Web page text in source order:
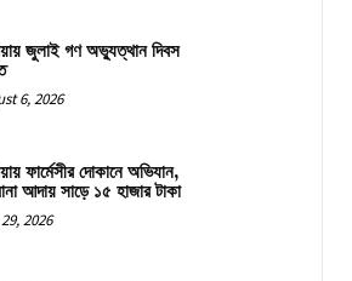
জুলাই গণ অভ্যুত্থান দিবস
6, 2026
ফার্মেসীর দোকানে অভিযান,
আদায় সাড়ে ১৫ হাজার টাকা
2026